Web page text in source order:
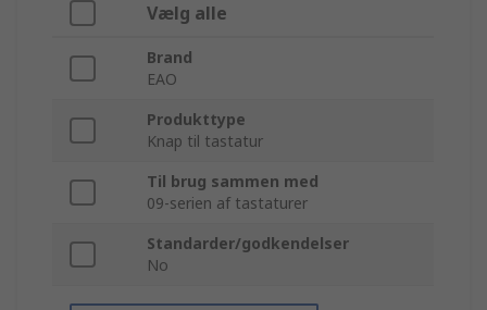
Vælg alle
Brand
EAO
Produkttype
Knap til tastatur
Til brug sammen med
09-serien af tastaturer
Standarder/godkendelser
No